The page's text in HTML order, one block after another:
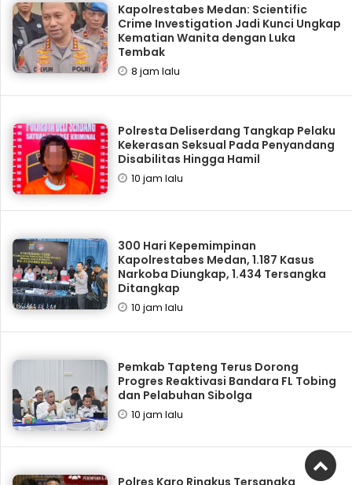
Kapolrestabes Medan: Scientific
Crime Investigation Jadi Kunci Ungkap
Kematian Wanita dengan Luka
Tembak
8 jam lalu
Polresta Deliserdang Tangkap Pelaku
Kekerasan Seksual Pada Penyandang
Disabilitas Hingga Hamil
10 jam lalu
300 Hari Kepemimpinan
Kapolrestabes Medan, 1.187 Kasus
Narkoba Diungkap, 1.434 Tersangka
Ditangkap
10 jam lalu
Pemkab Tapteng Terus Dorong
Progres Reaktivasi Bandara FL Tobing
dan Pelabuhan Sibolga
10 jam lalu
Polres Karo Ringkus Tersangka